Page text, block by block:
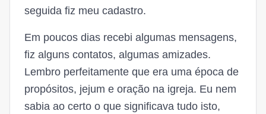
seguida fiz meu cadastro.
Em poucos dias recebi algumas mensagens,
fiz alguns contatos, algumas amizades.
Lembro perfeitamente que era uma época de
propósitos, jejum e oração na igreja. Eu nem
sabia ao certo o que significava tudo isto,